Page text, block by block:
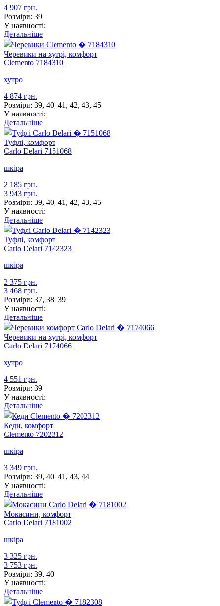
4 907 грн.
Розміри: 39
У наявності:
Детальніше
Черевики на хутрі, комфорт
Clemento 7184310
хутро
4 874 грн.
Розміри: 39, 40, 41, 42, 43, 45
У наявності:
Детальніше
Туфлі, комфорт
Carlo Delari 7151068
шкіра
2 185 грн.
3 943 грн.
Розміри: 39, 40, 41, 42, 43, 45
У наявності:
Детальніше
Туфлі, комфорт
Carlo Delari 7142323
шкіра
2 375 грн.
3 468 грн.
Розміри: 37, 38, 39
У наявності:
Детальніше
Черевики на хутрі, комфорт
Carlo Delari 7174066
хутро
4 551 грн.
Розміри: 39
У наявності:
Детальніше
Кеди, комфорт
Clemento 7202312
шкіра
3 349 грн.
Розміри: 39, 40, 41, 43, 44
У наявності:
Детальніше
Мокасини, комфорт
Carlo Delari 7181002
шкіра
3 325 грн.
3 753 грн.
Розміри: 39, 40
У наявності:
Детальніше